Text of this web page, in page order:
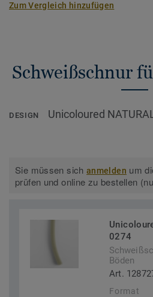
Zum Vergleich hinzufügen
Schweißschnur
DESIGN Unicoloured
Sie müssen sichanmelden um
prüfen und online zu bestellen
0274
Böden
Art.
Format